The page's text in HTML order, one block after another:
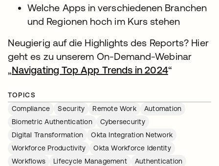
Welche Apps in verschiedenen Branchen
und Regionen hoch im Kurs stehen
Neugierig auf die Highlights des Reports? Hier
geht es zu unserem On-Demand-Webinar
„Navigating Top App Trends in 2024“
TOPICS
Compliance
Security Remote Work
Automation
Biometric Authentication
Cybersecurity
Digital Transformation
Okta Integration Network
Workforce Productivity
Okta Workforce Identity
Workflows
Lifecycle Management
Authentication